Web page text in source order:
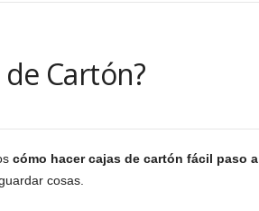
Cartón?
cómo hacer cajas de cartón fácil paso a
cosas.